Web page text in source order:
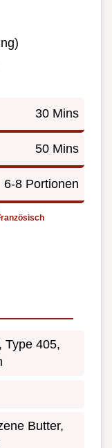
30 Mins
50 Mins
6-8 Portionen
Type 405,
Butter,